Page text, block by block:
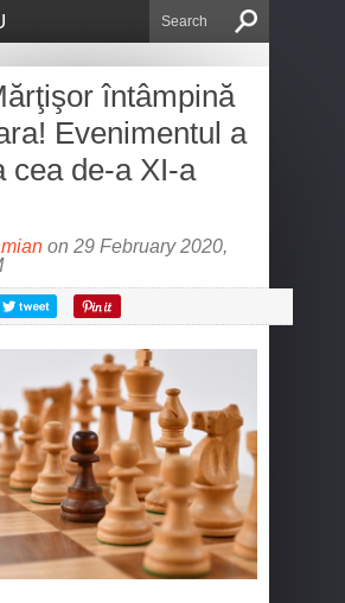
întâmpină
Evenimentul a
cea de-a XI-a
on 29 February 2020,